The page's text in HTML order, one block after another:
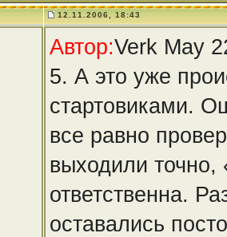
12.11.2006, 18:43
Автор:Verk May
5. А это уже
стартовиками.
все равно
выходили точно,
ответственна.
оставались